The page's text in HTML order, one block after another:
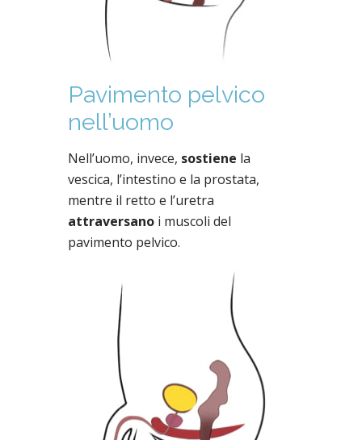
Pavimento pelvico
nell’uomo
Nell’uomo, invece, sostiene la
vescica, l’intestino e la prostata,
mentre il retto e l’uretra
attraversano i muscoli del
pavimento pelvico.